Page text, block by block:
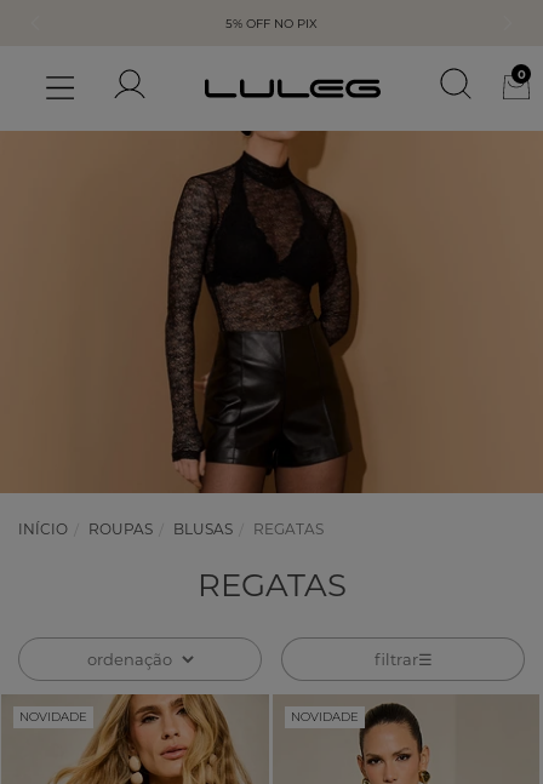
5% OFF NO PIX
0
INÍCIO ROUPAS BLUSAS REGATAS
REGATAS
filtrar
NOVIDADE NOVIDADE